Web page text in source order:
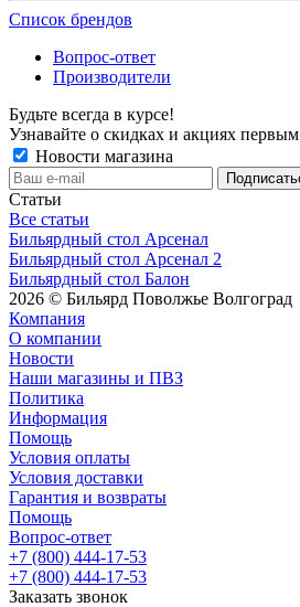
Список брендов
Вопрос-ответ
Производители
Будьте всегда в курсе!
Узнавайте о скидках и акциях первым
Новости магазина
Статьи
Все статьи
Бильярдный стол Арсенал
Бильярдный стол Арсенал 2
Бильярдный стол Балон
2026 © Бильярд Поволжье Волгоград
Компания
О компании
Новости
Наши магазины и ПВЗ
Политика
Информация
Помощь
Условия оплаты
Условия доставки
Гарантия и возвраты
Помощь
Вопрос-ответ
+7 (800) 444-17-53
+7 (800) 444-17-53
Заказать звонок